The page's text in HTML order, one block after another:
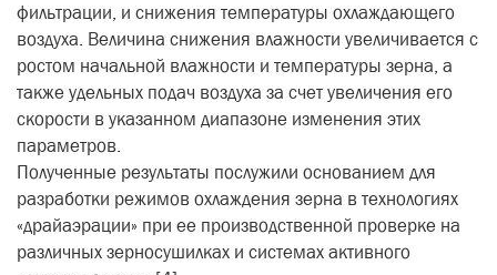
фильтрации, и снижения температуры охлаждающего
воздуха. Величина снижения влажности увеличивается с
ростом начальной влажности и температуры зерна, а
также удельных подач воздуха за счет увеличения его
скорости в указанном диапазоне изменения этих
параметров.
Полученные результаты послужили основанием для
разработки режимов охлаждения зерна в технологиях
«драйаэрации» при ее производственной проверке на
различных зерносушилках и системах активного